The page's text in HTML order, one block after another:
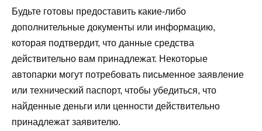
Будьте готовы предоставить какие-либо
дополнительные документы или информацию,
которая подтвердит, что данные средства
действительно вам принадлежат. Некоторые
автопарки могут потребовать письменное заявление
или технический паспорт, чтобы убедиться, что
найденные деньги или ценности действительно
принадлежат заявителю.